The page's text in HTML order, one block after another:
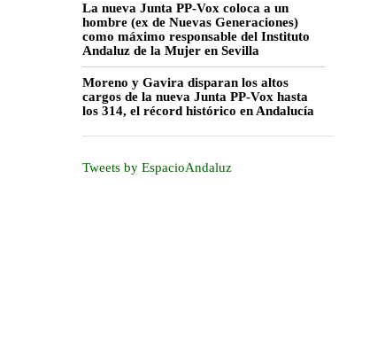
La nueva Junta PP-Vox coloca a un
hombre (ex de Nuevas Generaciones)
como máximo responsable del Instituto
Andaluz de la Mujer en Sevilla
Moreno y Gavira disparan los altos
cargos de la nueva Junta PP-Vox hasta
los 314, el récord histórico en Andalucía
Tweets by EspacioAndaluz